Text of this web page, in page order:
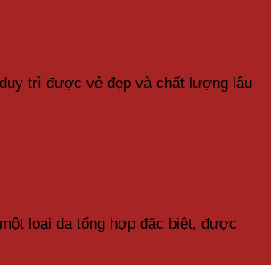
trì được vẻ đẹp và chất lượng lâu
loại da tổng hợp đặc biệt, được